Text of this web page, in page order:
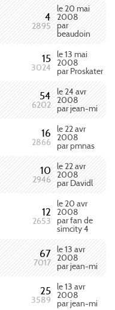
4
2895
le 20 mai
2008
par
beaudoin
15
3024
le 13 mai
2008
par Proskater
54
6202
le 24 avr
2008
par jean-mi
16
2866
le 22 avr
2008
par pmnas
10
2946
le 22 avr
2008
par Davidl
12
2653
le 20 avr
2008
par fan de
simcity 4
67
7017
le 13 avr
2008
par jean-mi
25
3589
le 13 avr
2008
par jean-mi